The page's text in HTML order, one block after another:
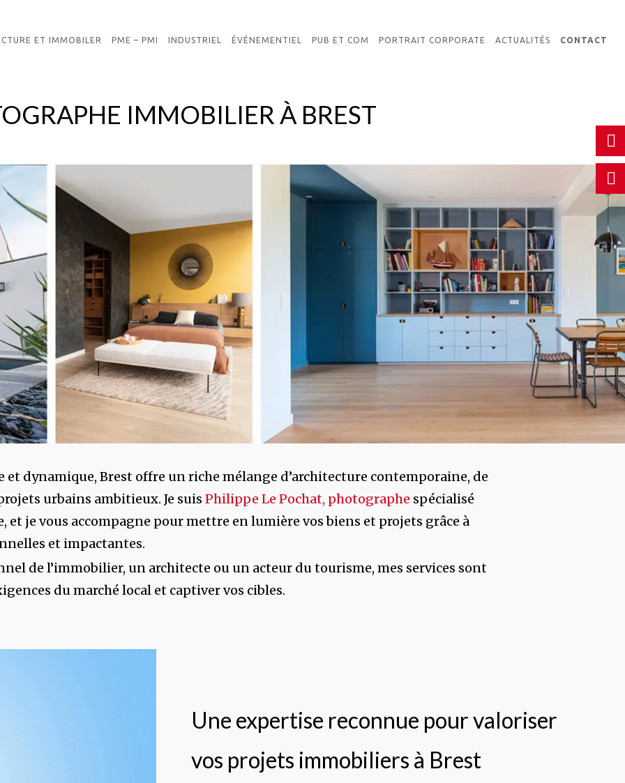
ET IMMOBILER PME – PMI INDUSTRIEL ÉVÉNEMENTIEL PUB ET COM PORTRAIT CORPORATE ACTUALITÉS CONTACT
IMMOBILIER À BREST
dynamique, Brest offre un riche mélange d’architecture contemporaine, de
urbains ambitieux. Je suis Philippe Le Pochat, photographe spécialisé
je vous accompagne pour mettre en lumière vos biens et projets grâce à
et impactantes.
de l’immobilier, un architecte ou un acteur du tourisme, mes services sont
du marché local et captiver vos cibles.
Une expertise reconnue pour valoriser
vos projets immobiliers à Brest